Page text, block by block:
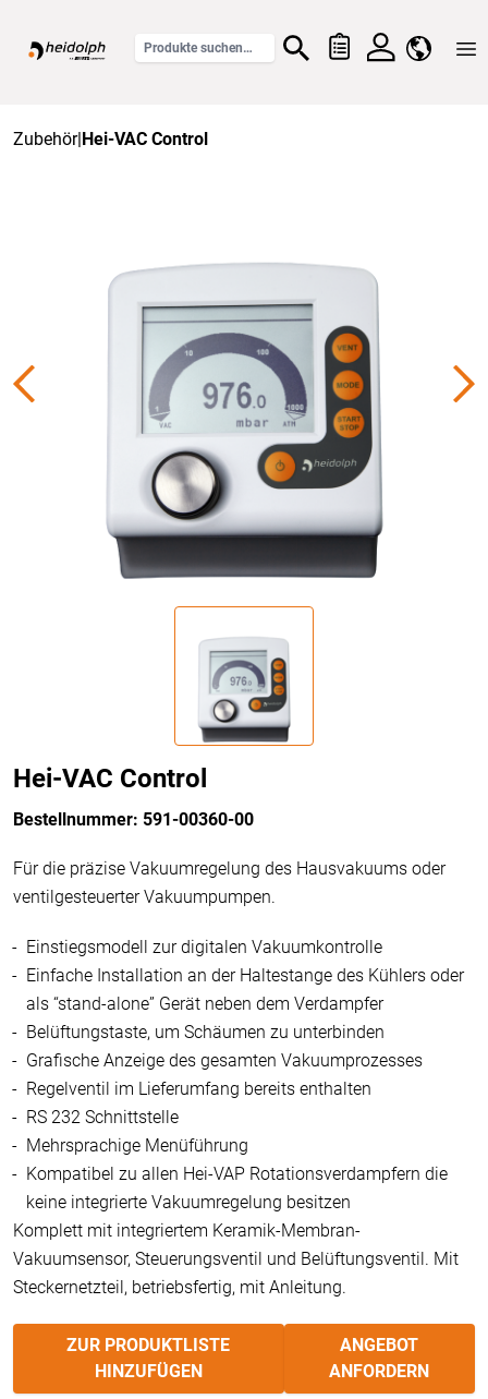
Zubehör|Hei-VAC Control
Hei-VAC Control
Bestellnummer: 591-00360-00
Für die präzise Vakuumregelung des Hausvakuums oder
ventilgesteuerter Vakuumpumpen.
Einstiegsmodell zur digitalen Vakuumkontrolle
Einfache Installation an der Haltestange des Kühlers oder
als “stand-alone” Gerät neben dem Verdampfer
Belüftungstaste, um Schäumen zu unterbinden
Grafische Anzeige des gesamten Vakuumprozesses
Regelventil im Lieferumfang bereits enthalten
RS 232 Schnittstelle
Mehrsprachige Menüführung
Kompatibel zu allen Hei-VAP Rotationsverdampfern die
keine integrierte Vakuumregelung besitzen
Komplett mit integriertem Keramik-Membran-
Vakuumsensor, Steuerungsventil und Belüftungsventil. Mit
Steckernetzteil, betriebsfertig, mit Anleitung.
ZUR PRODUKTLISTE
HINZUFÜGEN
ANGEBOT
ANFORDERN